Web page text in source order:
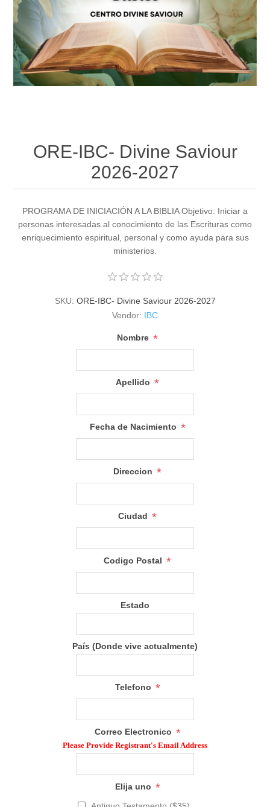
ORE-IBC- Divine Saviour
2026-2027
PROGRAMA DE INICIACIÓN A LA BIBLIA Objetivo: Iniciar a
personas interesadas al conocimiento de las Escrituras como
enriquecimiento espiritual, personal y como ayuda para sus
ministerios.
SKU: ORE-IBC- Divine Saviour 2026-2027
Vendor: IBC
Nombre *
Apellido *
Fecha de Nacimiento *
Direccion *
Ciudad *
Codigo Postal *
Estado
País (Donde vive actualmente)
Telefono *
Correo Electronico *
Please Provide Registrant's Email Address
Elija uno *